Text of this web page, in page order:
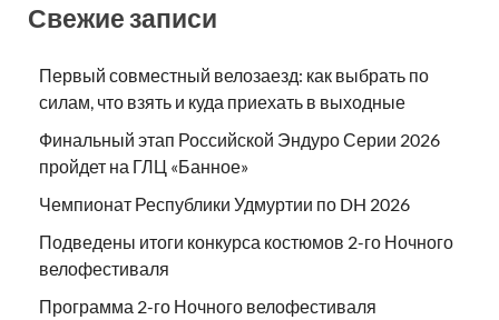
Свежие записи
Первый совместный велозаезд: как выбрать по
силам, что взять и куда приехать в выходные
Финальный этап Российской Эндуро Серии 2026
пройдет на ГЛЦ «Банное»
Чемпионат Республики Удмуртии по DH 2026
Подведены итоги конкурса костюмов 2-го Ночного
велофестиваля
Программа 2-го Ночного велофестиваля